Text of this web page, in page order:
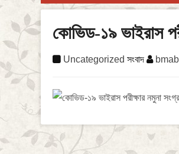
কোভিড-১৯ ভাইরাস
Uncategorized সংবাদ